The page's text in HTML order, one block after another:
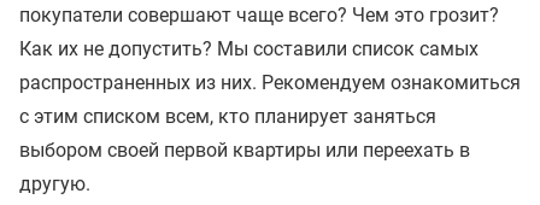
покупатели совершают чаще всего? Чем это грозит?
Как их не допустить? Мы составили список самых
распространенных из них. Рекомендуем ознакомиться
с этим списком всем, кто планирует заняться
выбором своей первой квартиры или переехать в
другую.